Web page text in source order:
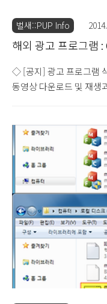
벌새::PUP Info
해외 광고 프로그
◇ [공지] 광고 프로그램
동영상 다운로드 및 재생
외 악성 광고 프로그램
프로그램 :
그램은 HD-V1.9,
3.1V14.10,
존재하므로 참고하시기
Downloaderv10 프로그